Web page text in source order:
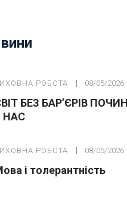
РОБОТА 08/05/2026
БЕЗ БАР’ЄРІВ
НАС
РОБОТА 08/05/2026
і толерантність